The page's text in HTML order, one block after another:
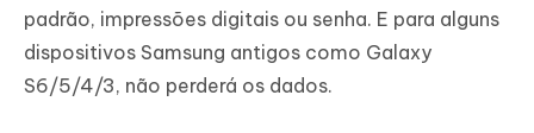
padrão, impressões digitais ou senha. E para alguns
dispositivos Samsung antigos como Galaxy
S6/5/4/3, não perderá os dados.